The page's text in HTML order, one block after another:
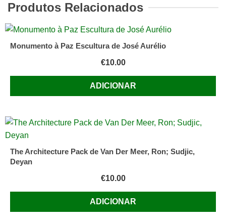
Arquitectónica
na
Helen
Produtos Relacionados
Monumento à Paz Escultura de José Aurélio
€10.00
ADICIONAR
The Architecture Pack de Van Der Meer, Ron; Sudjic,
Deyan
€10.00
ADICIONAR